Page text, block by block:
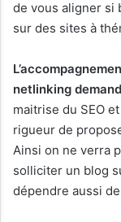
de vous aligner si
sur des sites à
netlinking
maitrise du SEO
rigueur de
Ainsi on ne verra
solliciter un blog
dépendre aussi de